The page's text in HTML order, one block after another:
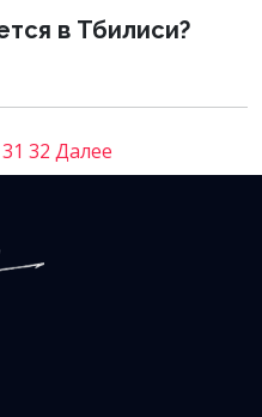
в Тбилиси?
31 32 Далее